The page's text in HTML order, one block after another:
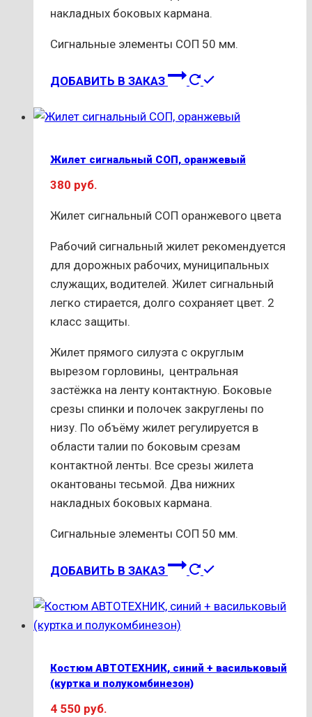
накладных боковых кармана.
Сигнальные элементы СОП 50 мм.
ДОБАВИТЬ В ЗАКАЗ
Этот
имеет
Опции
странице
товара.
Жилет сигнальный СОП, оранжевый
380 руб.
Жилет сигнальный СОП оранжевого цвета
Рабочий сигнальный жилет рекомендуется
для дорожных рабочих, муниципальных
служащих, водителей. Жилет сигнальный
легко стирается, долго сохраняет цвет. 2
класс защиты.
Жилет прямого силуэта с округлым
вырезом горловины, центральная
застёжка на ленту контактную. Боковые
срезы спинки и полочек закруглены по
низу. По объёму жилет регулируется в
области талии по боковым срезам
контактной ленты. Все срезы жилета
окантованы тесьмой. Два нижних
накладных боковых кармана.
Сигнальные элементы СОП 50 мм.
ДОБАВИТЬ В ЗАКАЗ
Этот
имеет
можно
Костюм АВТОТЕХНИК, синий + васильковый
(куртка и полукомбинезон)
4 550 руб.